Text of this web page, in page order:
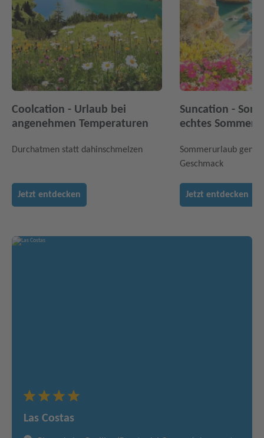
Coolcation - Urlaub bei
angenehmen Temperaturen
Durchatmen statt dahinschmelzen
Jetzt entdecken
Suncation -
echtes
Sommerurlaub
Geschmack
Jetzt entdecken
Las Costas